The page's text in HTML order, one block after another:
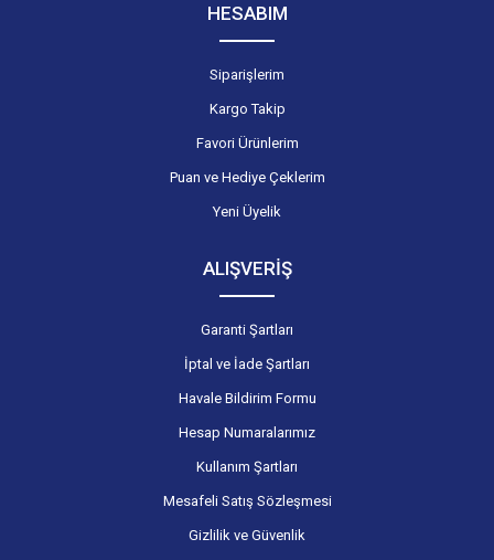
HESABIM
Siparişlerim
Kargo Takip
Favori Ürünlerim
Puan ve Hediye Çeklerim
Yeni Üyelik
ALIŞVERİŞ
Garanti Şartları
İptal ve İade Şartları
Havale Bildirim Formu
Hesap Numaralarımız
Kullanım Şartları
Mesafeli Satış Sözleşmesi
Gizlilik ve Güvenlik